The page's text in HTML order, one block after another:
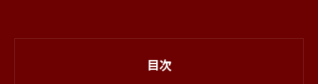
目次